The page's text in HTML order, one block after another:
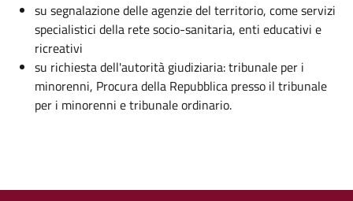
su segnalazione delle agenzie del territorio, come servizi
specialistici della rete socio-sanitaria, enti educativi e
ricreativi
su richiesta dell'autorità giudiziaria: tribunale per i
minorenni, Procura della Repubblica presso il tribunale
per i minorenni e tribunale ordinario.